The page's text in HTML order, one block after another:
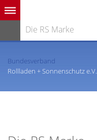
Die RS Marke
Bundesverband
Rollladen + Sonnenschutz e.V.